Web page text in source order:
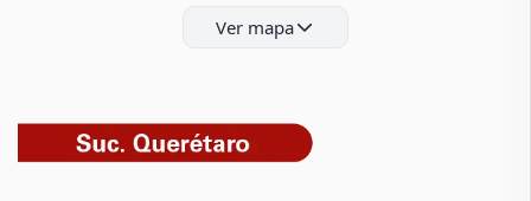
Ver mapa